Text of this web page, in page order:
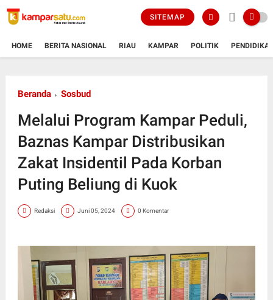
SITEMAP
HOME BERITA NASIONAL RIAU KAMPAR POLITIK
Beranda Sosbud
Melalui Program Kampar Peduli,
Baznas Kampar Distribusikan
Zakat Insidentil Pada Korban
Puting Beliung di Kuok
Redaksi Juni 05, 2024 0 Komentar